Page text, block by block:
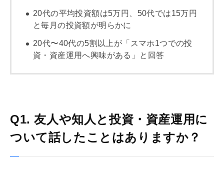
20代の平均投資額は5万円、50代では15万円
と毎月の投資額が明らかに
20代〜40代の5割以上が「スマホ1つでの投
資・資産運用へ興味がある」と回答
Q1. 友人や知人と投資・資産運用に
ついて話したことはありますか？